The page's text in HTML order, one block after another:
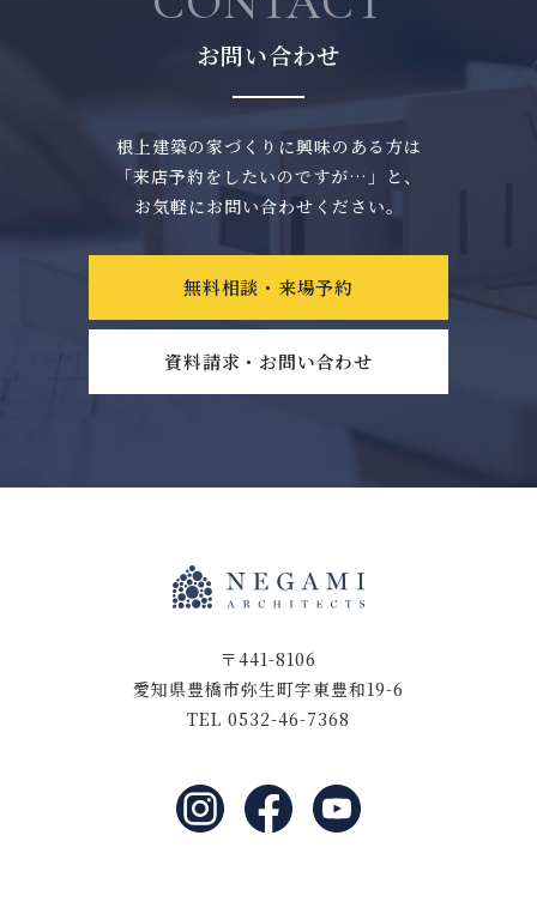
お問い合わせ
根上建築の家づくりに興味のある方は
「来店予約をしたいのですが…」と、
お気軽にお問い合わせください。
無料相談・来場予約
資料請求・お問い合わせ
〒441-8106
愛知県豊橋市弥生町字東豊和19-6
TEL 0532-46-7368